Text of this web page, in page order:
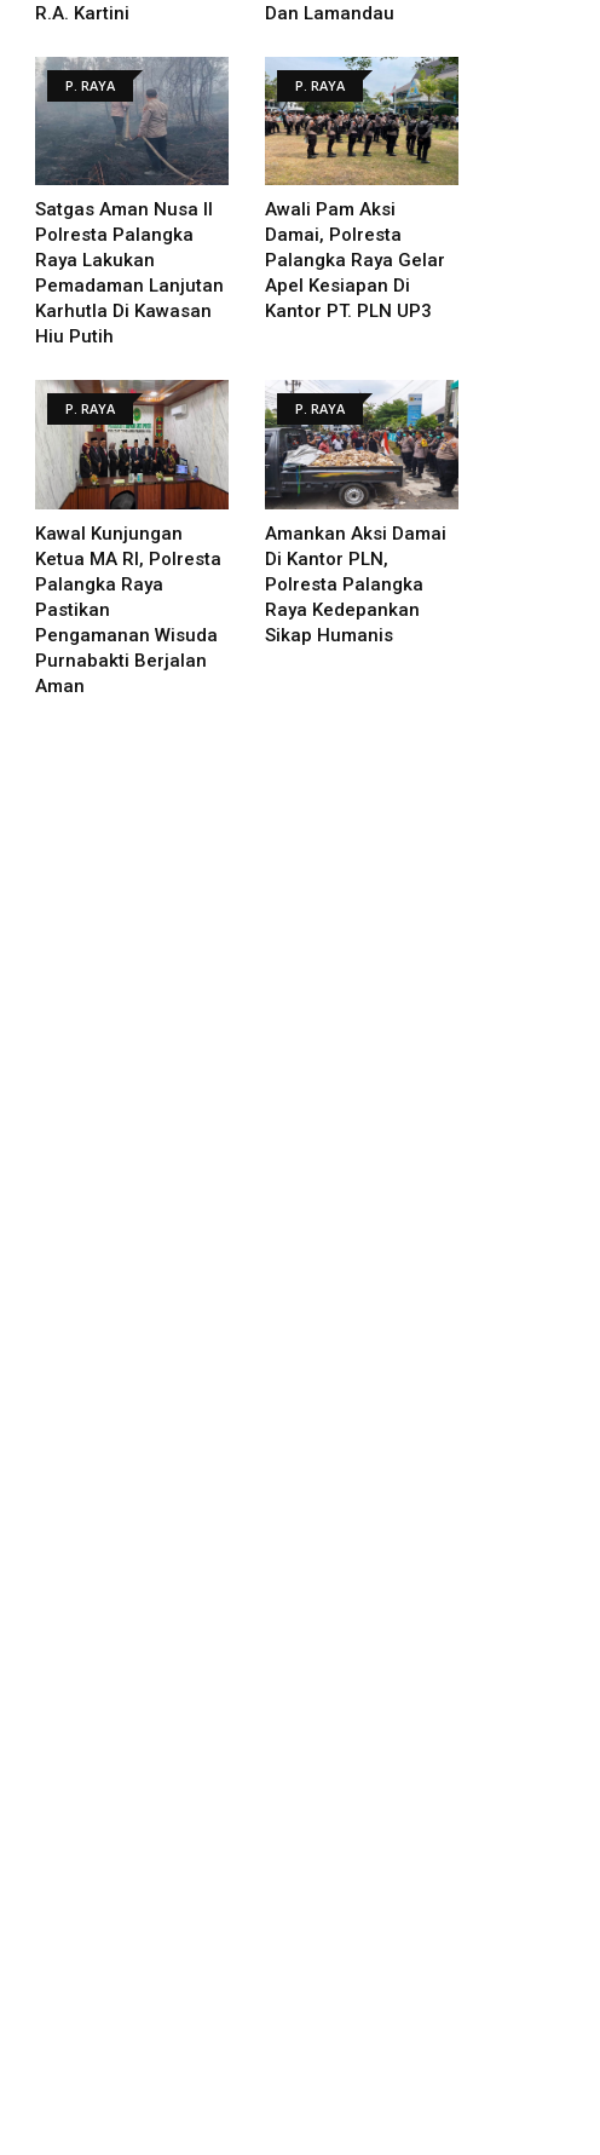
R.A. Kartini
Dan Lamandau
P. RAYA
Satgas Aman Nusa II
Polresta Palangka
Raya Lakukan
Pemadaman Lanjutan
Karhutla Di Kawasan
Hiu Putih
P. RAYA
Awali Pam Aksi
Damai, Polresta
Palangka Raya Gelar
Apel Kesiapan Di
Kantor PT. PLN UP3
P. RAYA
Kawal Kunjungan
Ketua MA RI, Polresta
Palangka Raya
Pastikan
Pengamanan Wisuda
Purnabakti Berjalan
Aman
P. RAYA
Amankan Aksi Damai
Di Kantor PLN,
Polresta Palangka
Raya Kedepankan
Sikap Humanis